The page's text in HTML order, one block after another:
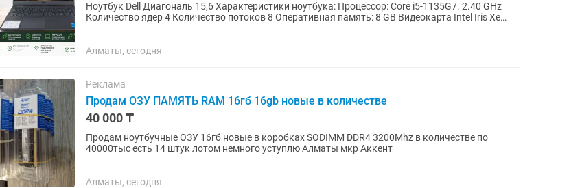
Ноутбук Dell Диагональ 15,6 Характеристики ноутбука: Процессор: Core i5-1135G7. 2.40 GHz
Количество ядер 4 Количество потоков 8 Оперативная память: 8 GB Видеокарта Intel Iris Xe
Алматы, сегодня
Реклама
Продам ОЗУ ПАМЯТЬ RAM 16гб 16gb новые в количестве
40 000 ₸
Продам ноутбучные ОЗУ 16гб новые в коробках SODIMM DDR4 3200Mhz в количестве по
40000тыс есть 14 штук лотом немного уступлю Алматы мкр Аккент
Алматы, сегодня